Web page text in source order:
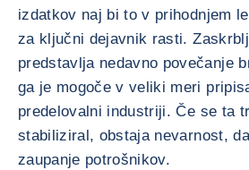
izdatkov naj bi to v prihodnjem
za ključni dejavnik rasti.
predstavlja nedavno povečanje
ga je mogoče v veliki meri
predelovalni industriji. Če se ta
stabiliziral, obstaja nevarnost,
zaupanje potrošnikov.